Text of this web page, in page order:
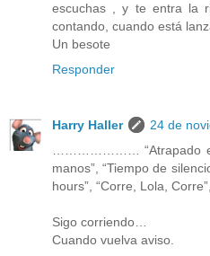
escuchas , y te entra la
contando, cuando está
Un besote
Responder
Harry Haller
24 de
………………… “Atrapado en
manos”, “Tiempo de
hours”, “Corre, Lola,
Sigo corriendo…
Cuando vuelva aviso.